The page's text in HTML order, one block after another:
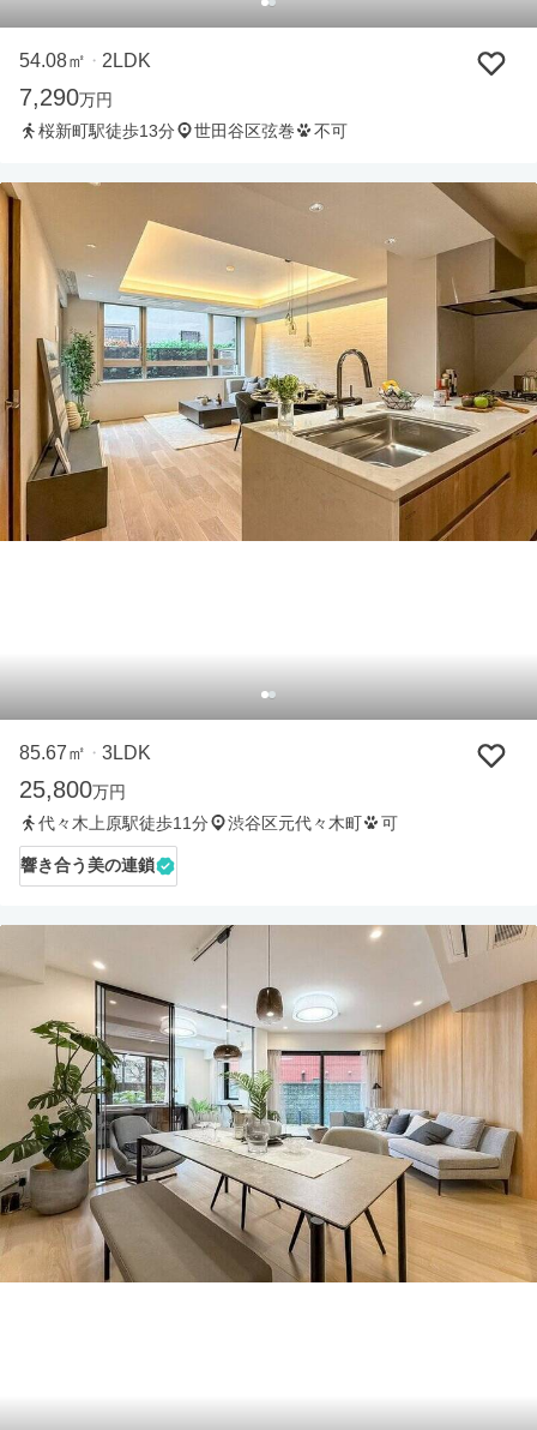
54.08㎡ ・ 2LDK
7,290万円
桜新町駅徒歩13分
世田谷区弦巻 不可
85.67㎡ ・ 3LDK
25,800万円
代々木上原駅徒歩11分
渋谷区元代々木町 可
響き合う美の連鎖